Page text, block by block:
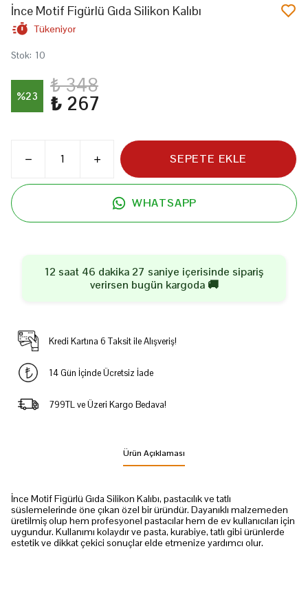
İnce Motif Figürlü Gıda Silikon Kalıbı
Tükeniyor
Stok: 10
%23 ₺ 348
₺ 267
SEPETE EKLE
WHATSAPP
12 saat 46 dakika 27 saniye içerisinde sipariş
verirsen bugün kargoda 🚚
Kredi Kartına 6 Taksit ile Alışveriş!
14 Gün İçinde Ücretsiz İade
799TL ve Üzeri Kargo Bedava!
Ürün Açıklaması
İnce Motif Figürlü Gıda Silikon Kalıbı, pastacılık ve tatlı
süslemelerinde öne çıkan özel bir üründür. Dayanıklı malzemeden
üretilmiş olup hem profesyonel pastacılar hem de ev kullanıcıları için
uygundur. Kullanımı kolaydır ve pasta, kurabiye, tatlı gibi ürünlerde
estetik ve dikkat çekici sonuçlar elde etmenize yardımcı olur.